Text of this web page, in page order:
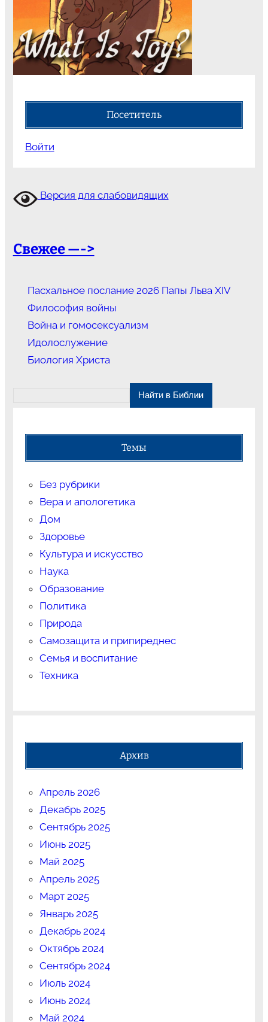
Посетитель
Войти
Версия для слабовидящих
Свежее —->
Пасхальное послание 2026 Папы Льва XIV
Философия войны
Война и гомосексуализм
Идолослужение
Биология Христа
Темы
Без рубрики
Вера и апологетика
Дом
Здоровье
Культура и искусство
Наука
Образование
Политика
Природа
Самозащита и припиреднес
Семья и воспитание
Техника
Архив
Апрель 2026
Декабрь 2025
Сентябрь 2025
Июнь 2025
Май 2025
Апрель 2025
Март 2025
Январь 2025
Декабрь 2024
Октябрь 2024
Сентябрь 2024
Июль 2024
Июнь 2024
Май 2024